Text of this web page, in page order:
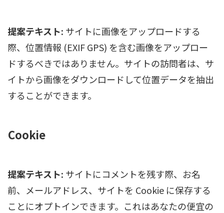
提案テキスト: サイトに画像をアップロードする
際、位置情報 (EXIF GPS) を含む画像をアップロー
ドするべきではありません。サイトの訪問者は、サ
イトから画像をダウンロードして位置データを抽出
することができます。
Cookie
提案テキスト: サイトにコメントを残す際、お名
前、メールアドレス、サイトを Cookie に保存する
ことにオプトインできます。これはあなたの便宜の